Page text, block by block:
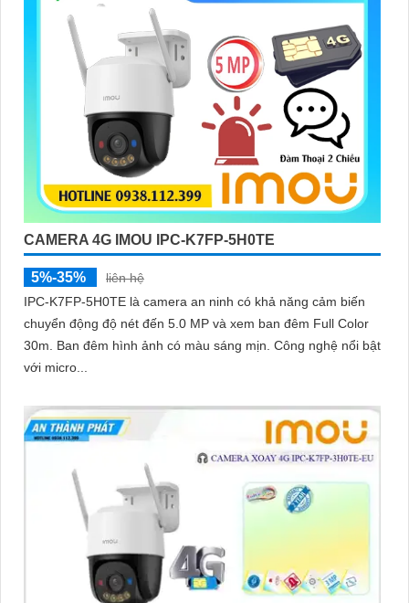
CAMERA 4G IMOU IPC-K7FP-5H0TE
5%-35%
liên hệ
IPC-K7FP-5H0TE là camera an ninh có khả năng cảm biến
chuyển động độ nét đến 5.0 MP và xem ban đêm Full Color
30m. Ban đêm hình ảnh có màu sáng mịn. Công nghệ nổi bật
với micro...